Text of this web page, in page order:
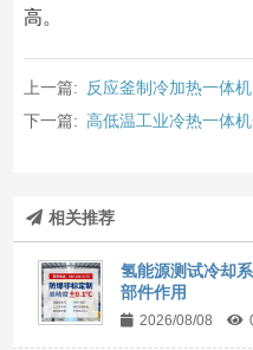
高。
上一篇:
反应釜制冷加热一体
下一篇: 高低温工业冷热一体
相关推荐
氢能源测试冷却
部件作用
2026/08/08